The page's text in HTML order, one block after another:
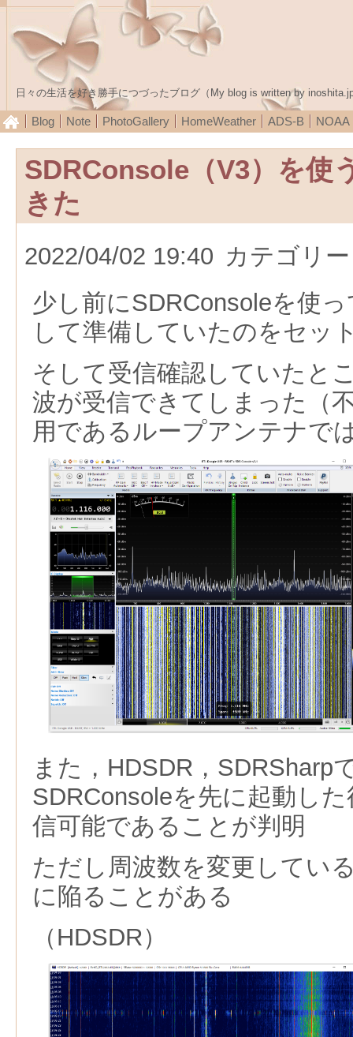
日々の生活を好き勝手につづったブログ（My blog is written by
Blog Note PhotoGallery HomeWeather ADS-B NOAA
SDRConsole（V3）を使
きた
2022/04/02 19:40 カテゴリ
少し前にSDRConsoleを使
して準備していたのをセッ
そして受信確認していたと
波が受信できてしまった（
用であるループアンテナで
また，HDSDR，SDRSharp
SDRConsoleを先に起動し
信可能であることが判明
ただし周波数を変更してい
に陥ることがある
（HDSDR）